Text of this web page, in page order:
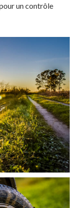
un contrôle